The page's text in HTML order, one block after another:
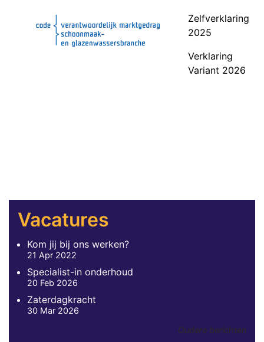
Zelfverklaring
2025
Verklaring
Variant 2026
Vacatures
Kom jij bij ons werken?
21 Apr 2022
Specialist-in onderhoud
20 Feb 2026
Zaterdagkracht
30 Mar 2026
Oudere berichten